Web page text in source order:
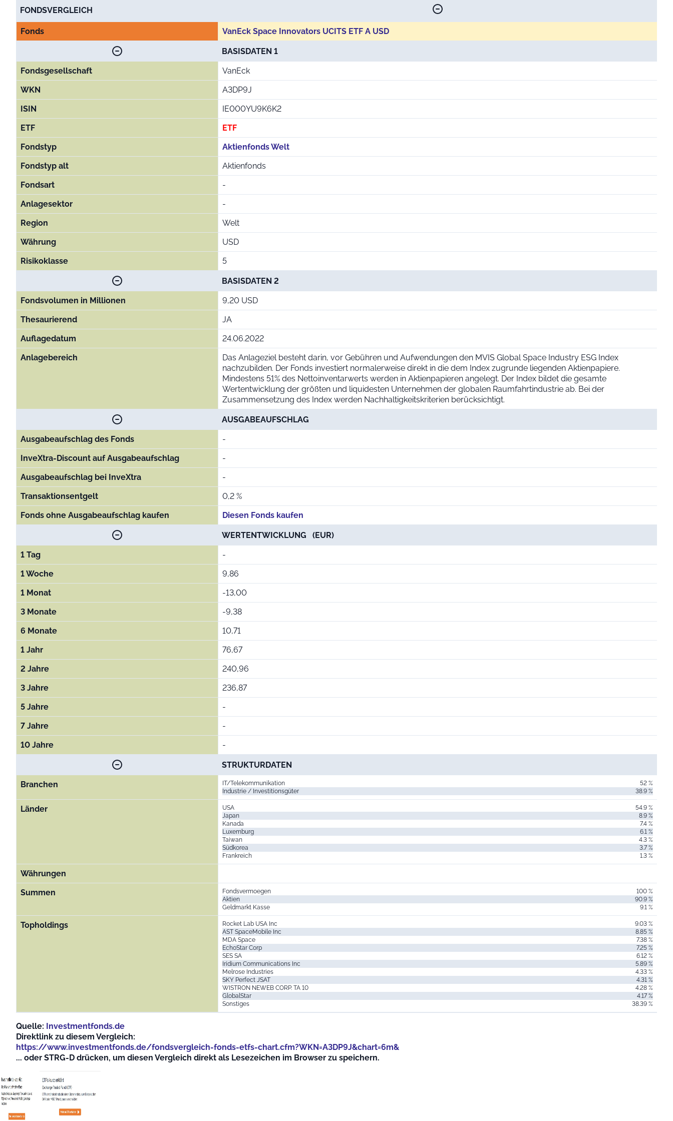
FONDSVERGLEICH
Fonds VanEck Space Innovators UCITS ETF A USD
BASISDATEN 1
Fondsgesellschaft
VanEck
WKN
A3DP9J
ISIN
IE000YU9K6K2
ETF
ETF
Fondstyp
Aktienfonds Welt
Fondstyp alt
Aktienfonds
Fondsart
-
Anlagesektor
-
Region
Welt
Währung
USD
Risikoklasse
5
BASISDATEN 2
Fondsvolumen in Millionen
9,20 USD
Thesaurierend
JA
Auflagedatum
24.06.2022
Anlagebereich
Das Anlageziel besteht darin, vor Gebühren und Aufwendungen den MVIS Global Space Industry ESG Index
nachzubilden. Der Fonds investiert normalerweise direkt in die dem Index zugrunde liegenden Aktienpapiere.
Mindestens 51% des Nettoinventarwerts werden in Aktienpapieren angelegt. Der Index bildet die gesamte
Wertentwicklung der größten und liquidesten Unternehmen der globalen Raumfahrtindustrie ab. Bei der
Zusammensetzung des Index werden Nachhaltigkeitskriterien berücksichtigt.
AUSGABEAUFSCHLAG
Ausgabeaufschlag des Fonds
-
InveXtra-Discount auf Ausgabeaufschlag
-
Ausgabeaufschlag bei InveXtra
-
Transaktionsentgelt
0,2 %
Fonds ohne Ausgabeaufschlag kaufen
Diesen Fonds kaufen
WERTENTWICKLUNG (EUR)
1 Tag
-
1 Woche
9,86
1 Monat
-13,00
3 Monate
-9,38
6 Monate
10,71
1 Jahr
76,67
2 Jahre
240,96
3 Jahre
236,87
5 Jahre
-
7 Jahre
-
10 Jahre
-
STRUKTURDATEN
Branchen IT/ Telekommunikation
52 %
Industrie / Investitionsgüter
38.9 %
Länder USA
54.9 %
Japan
8.9 %
Kanada
7.4 %
Luxemburg
6.1 %
Taiwan
4.3 %
Südkorea
3.7 %
Frankreich
1.3 %
Währungen
Summen
Fondsvermoegen
100 %
Aktien
90.9 %
Geldmarkt Kasse
9.1 %
Topholdings Rocket Lab USA Inc
9.03 %
AST SpaceMobile Inc
8.85 %
MDA Space
7.38 %
EchoStar Corp
7.25 %
SES SA
6.12 %
Iridium Communications Inc
5.89 %
Melrose Industries
4.33 %
SKY Perfect JSAT
4.31 %
WISTRON NEWEB CORP. TA 10
4.28 %
GlobalStar
4.17 %
Sonstiges
38.39 %
Quelle: Investmentfonds.de
Direktlink zu diesem Vergleich:
https://www.investmentfonds.de/fondsvergleich-fonds-etfs-chart.cfm?WKN=A3DP9J&chart=6m&
... oder STRG-D drücken, um diesen Vergleich direkt als Lesezeichen im Browser zu speichern.